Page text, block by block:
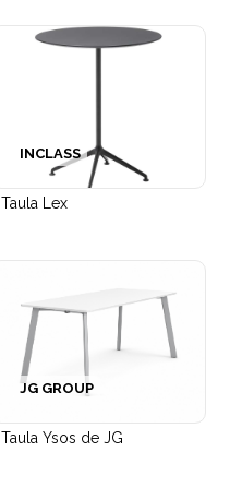
Taula Lex
INCLASS
Taula Ysos de JG
JG GROUP